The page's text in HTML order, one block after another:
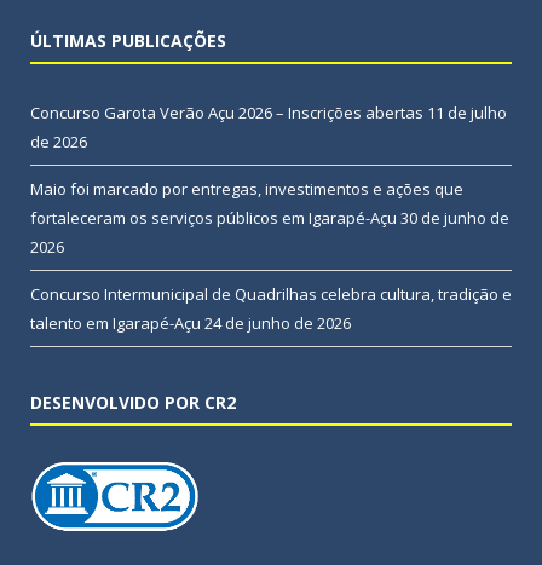
ÚLTIMAS PUBLICAÇÕES
Concurso Garota Verão Açu 2026 – Inscrições abertas 11 de julho
de 2026
Maio foi marcado por entregas, investimentos e ações que
fortaleceram os serviços públicos em Igarapé-Açu 30 de junho de
2026
Concurso Intermunicipal de Quadrilhas celebra cultura, tradição e
talento em Igarapé-Açu 24 de junho de 2026
DESENVOLVIDO POR CR2